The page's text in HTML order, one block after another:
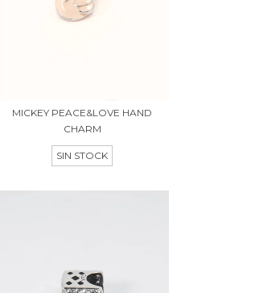
MICKEY PEACE&LOVE HAND
CHARM
SIN STOCK